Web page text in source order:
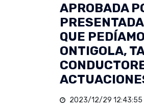
APROBADA
QUE
ONTIGOLA,
2023/12/29 12:43:55